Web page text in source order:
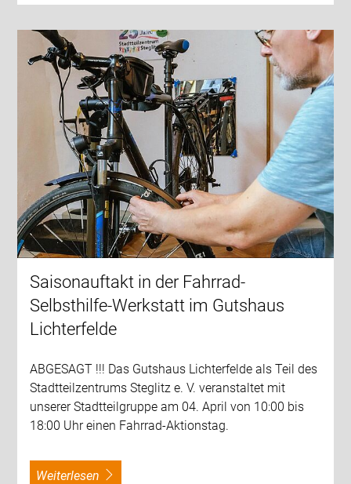
Saisonauftakt in der Fahrrad-
Selbsthilfe-Werkstatt im Gutshaus
Lichterfelde
ABGESAGT !!! Das Gutshaus Lichterfelde als Teil des
Stadtteilzentrums Steglitz e. V. veranstaltet mit
unserer Stadtteilgruppe am 04. April von 10:00 bis
18:00 Uhr einen Fahrrad-Aktionstag.
weiterlesen